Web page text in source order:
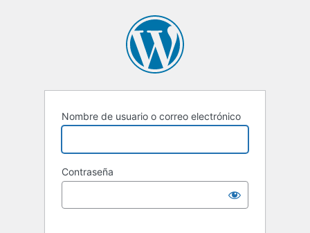
Nombre de usuario o correo electrónico
Contraseña